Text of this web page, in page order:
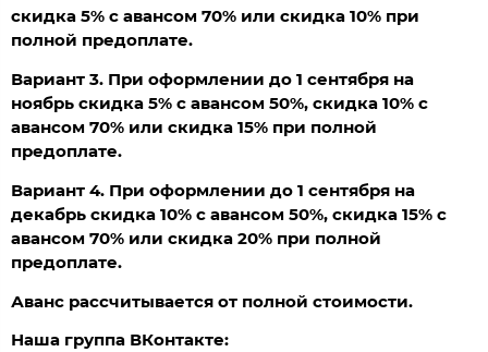
скидка 5% с авансом 70% или скидка 10% при
полной предоплате.
Вариант 3. При оформлении до 1 сентября на
ноябрь скидка 5% с авансом 50%, скидка 10% с
авансом 70% или скидка 15% при полной
предоплате.
Вариант 4. При оформлении до 1 сентября на
декабрь скидка 10% с авансом 50%, скидка 15% с
авансом 70% или скидка 20% при полной
предоплате.
Аванс рассчитывается от полной стоимости.
Наша группа ВКонтакте: